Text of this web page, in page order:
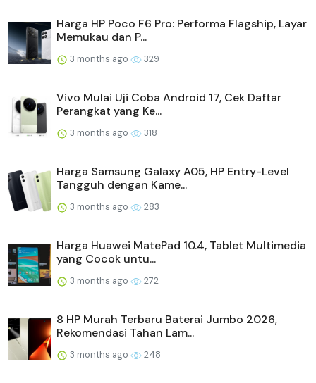
Harga HP Poco F6 Pro: Performa Flagship, Layar
Memukau dan P...
3 months ago 329
Vivo Mulai Uji Coba Android 17, Cek Daftar
Perangkat yang Ke...
3 months ago 318
Harga Samsung Galaxy A05, HP Entry-Level
Tangguh dengan Kame...
3 months ago 283
Harga Huawei MatePad 10.4, Tablet Multimedia
yang Cocok untu...
3 months ago 272
8 HP Murah Terbaru Baterai Jumbo 2026,
Rekomendasi Tahan Lam...
3 months ago 248